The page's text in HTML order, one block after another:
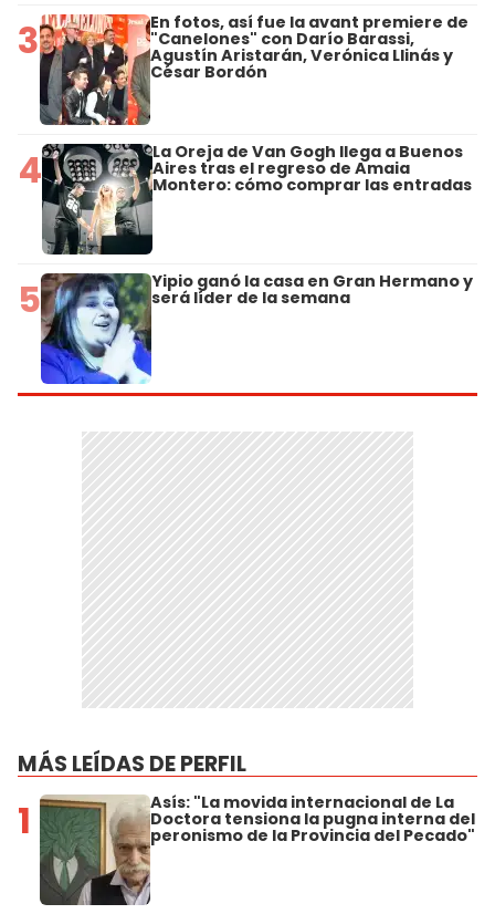
3 En fotos, así fue la avant premiere de
"Canelones" con Darío Barassi,
Agustín Aristarán, Verónica Llinás y
César Bordón
4 La Oreja de Van Gogh llega a Buenos
Aires tras el regreso de Amaia
Montero: cómo comprar las entradas
5 Yipio ganó la casa en Gran Hermano y
será líder de la semana
MÁS LEÍDAS DE PERFIL
1 Asís: "La movida internacional de La
Doctora tensiona la pugna interna del
peronismo de la Provincia del Pecado"